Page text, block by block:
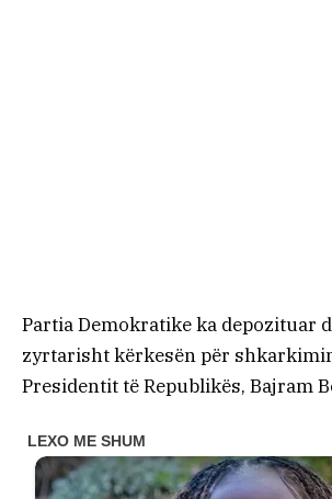
Partia Demokratike ka depozituar
zyrtarisht kërkesën për
Presidentit të Republikës, Bajram